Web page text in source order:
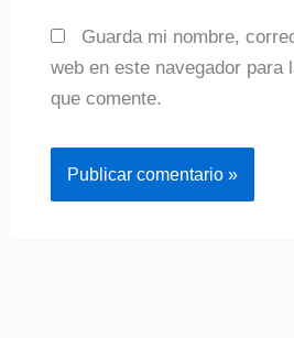
Guarda mi nombre,
web en este navegador para
que comente.